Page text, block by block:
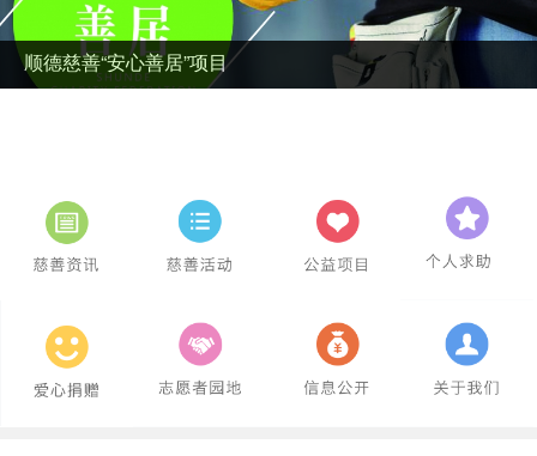
顺德慈善“安心善居”项目